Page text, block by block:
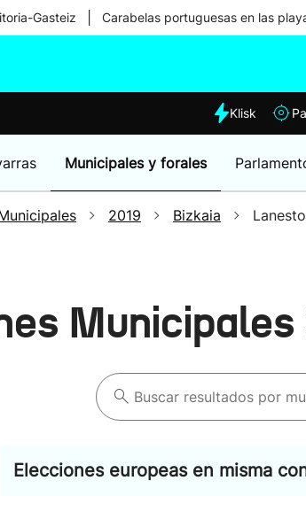
Gasteiz Carabelas portuguesas en las
Klisk
Municipales y forales
2019 Bizkaia
Municipales
Elecciones europeas en misma